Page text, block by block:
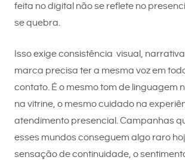
feita no digital não se reflete no
se quebra.
Isso exige consistência visual,
marca precisa ter a mesma voz em
contato. É o mesmo tom de linguagem
na vitrine, o mesmo cuidado na
atendimento presencial. Campanhas
esses mundos conseguem algo raro
sensação de continuidade, o